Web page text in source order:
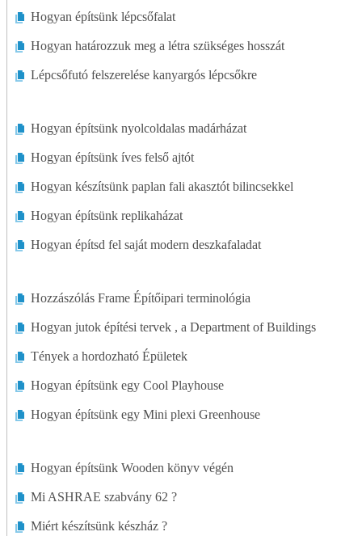
Otthoni Bővítések
Konyhák
Átalakítási Eszközök és Berendezések
Szobáról Szobára Átalakítás
Falak
Ablakok
Hogyan építsünk lépcsőfalat
Hogyan határozzuk meg a létra szükséges hosszát
Lépcsőfutó felszerelése kanyargós lépcsőkre
Hogyan építsünk nyolcoldalas madárházat
Hogyan építsünk íves felső ajtót
Hogyan készítsünk paplan fali akasztót bilincsekkel
Hogyan építsünk replikaházat
Hogyan építsd fel saját modern deszkafaladat
Hozzászólás Frame Építőipari terminológia
Hogyan jutok építési tervek , a Department of Buildings
Tények a hordozható Épületek
Hogyan építsünk egy Cool Playhouse
Hogyan építsünk egy Mini plexi Greenhouse
Hogyan építsünk Wooden könyv végén
Mi ASHRAE szabvány 62 ?
Miért készítsünk készház ?